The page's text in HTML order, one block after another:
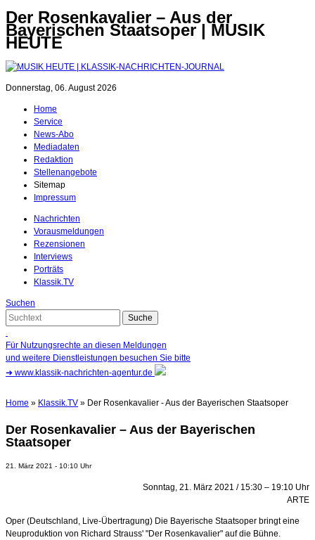
Der Rosenkavalier – Aus der
Bayerischen Staatsoper | MUSIK
HEUTE
Donnerstag, 06. August 2026
Home
Service
News-Abo
Mediadaten
Redaktion
Stellenangebote
Sitemap
Impressum
Nachrichten
Vorausmeldungen
Rezensionen
Interviews
Porträts
Klassik.TV
Suchen
Für Nutzungsrechte an diesen Meldungen
und weitere Dienstleistungen besuchen Sie bitte
➜ www.klassik-nachrichten-agentur.de
Home » Klassik.TV » Der Rosenkavalier - Aus der Bayerischen Staatsoper
Der Rosenkavalier – Aus der Bayerischen
Staatsoper
21. März 2021 - 10:10 Uhr
Sonntag, 21. März 2021 / 15:30 – 19:10 Uhr
ARTE
Oper (Deutschland, Live-Übertragung) Die Bayerische Staatsoper bringt eine
Neuproduktion von Richard Strauss' "Der Rosenkavalier" auf die Bühne.